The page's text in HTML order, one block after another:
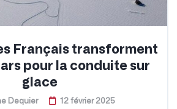
Français transforment
pour la conduite sur
glace
Dequier 12 février 2025